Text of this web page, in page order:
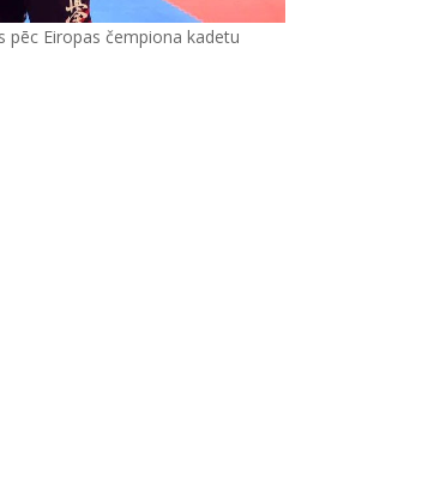
pēc Eiropas čempiona kadetu